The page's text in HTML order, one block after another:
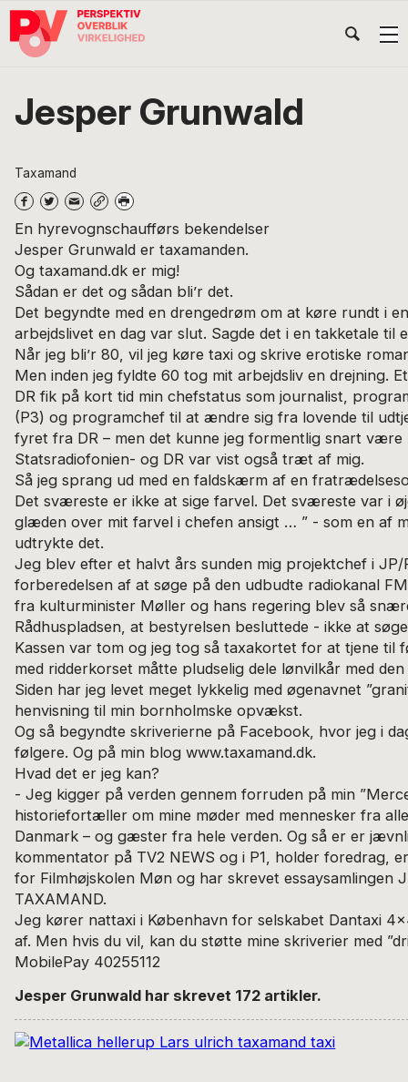
Gå
direkte
navigation
Skip
indhold
Gå
direkte
International
Jesper Grunwald
Taxamand
En hyrevognschaufførs bekendelser
Jesper Grunwald er taxamanden.
Og taxamand.dk er mig!
Sådan er det og sådan bli’r det.
Det begyndte med en drengedrøm om at køre rundt i
arbejdslivet en dag var slut. Sagde det i en takketale til
Når jeg bli’r 80, vil jeg køre taxi og skrive erotiske
Men inden jeg fyldte 60 tog mit arbejdsliv en drejning.
DR fik på kort tid min chefstatus som journalist,
(P3) og programchef til at ændre sig fra lovende til
fyret fra DR – men det kunne jeg formentlig snart
Statsradiofonien- og DR var vist også træt af mig.
Så jeg sprang ud med en faldskærm af en
Det sværeste er ikke at sige farvel. Det sværeste var i
glæden over mit farvel i chefen ansigt … ” - som en af
udtrykte det.
Jeg blev efter et halvt års sunden mig projektchef i JP/
forberedelsen af at søge på den udbudte radiokanal
fra kulturminister Møller og hans regering blev så
Rådhuspladsen, at bestyrelsen besluttede - ikke at
Kassen var tom og jeg tog så taxakortet for at tjene til
med ridderkorset måtte pludselig dele lønvilkår med
Siden har jeg levet meget lykkelig med øgenavnet
henvisning til min bornholmske opvækst.
Og så begyndte skriverierne på Facebook, hvor jeg i
følgere. Og på min blog www.taxamand.dk.
Hvad det er jeg kan?
- Jeg kigger på verden gennem forruden på min
historiefortæller om mine møder med mennesker fra
Danmark – og gæster fra hele verden. Og så er er
kommentator på TV2 NEWS og i P1, holder foredrag,
for Filmhøjskolen Møn og har skrevet essaysamlingen
TAXAMAND.
Jeg kører nattaxi i København for selskabet Dantaxi
af. Men hvis du vil, kan du støtte mine skriverier med
MobilePay 40255112
Jesper Grunwald har skrevet 172 artikler.